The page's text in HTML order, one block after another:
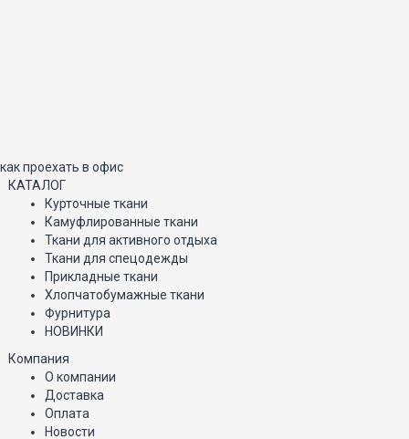
как проехать в офис
КАТАЛОГ
Курточные ткани
Камуфлированные ткани
Ткани для активного отдыха
Ткани для спецодежды
Прикладные ткани
Хлопчатобумажные ткани
Фурнитура
НОВИНКИ
Компания
О компании
Доставка
Оплата
Новости